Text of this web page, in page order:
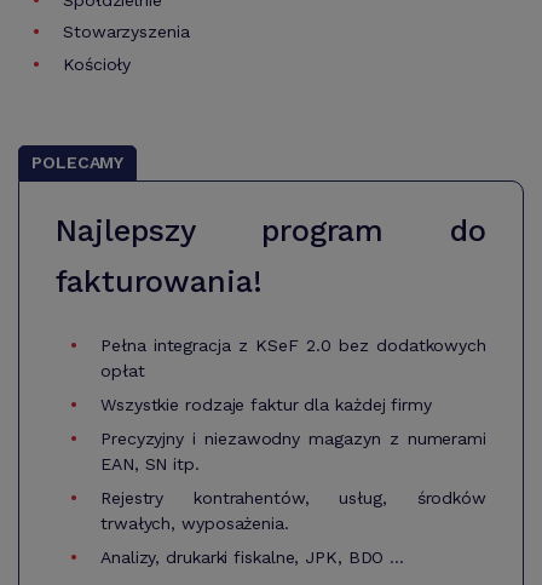
Stowarzyszenia
Kościoły
POLECAMY
Najlepszy program do
fakturowania!
Pełna integracja z KSeF 2.0 bez dodatkowych
opłat
Wszystkie rodzaje faktur dla każdej firmy
Precyzyjny i niezawodny magazyn z numerami
EAN, SN itp.
Rejestry kontrahentów, usług, środków
trwałych, wyposażenia.
Analizy, drukarki fiskalne, JPK, BDO ...